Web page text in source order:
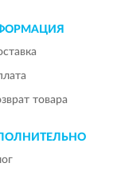
товара